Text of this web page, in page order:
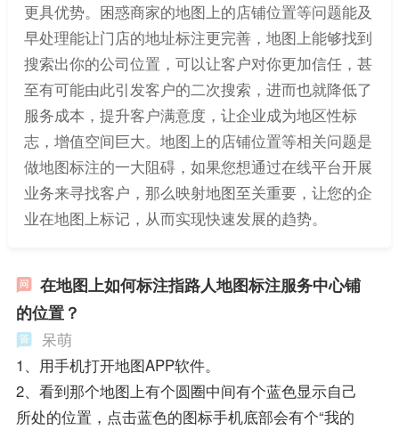
更具优势。困惑商家的地图上的店铺位置等问题能及
早处理能让门店的地址标注更完善，地图上能够找到
搜索出你的公司位置，可以让客户对你更加信任，甚
至有可能由此引发客户的二次搜索，进而也就降低了
服务成本，提升客户满意度，让企业成为地区性标
志，增值空间巨大。地图上的店铺位置等相关问题是
做地图标注的一大阻碍，如果您想通过在线平台开展
业务来寻找客户，那么映射地图至关重要，让您的企
业在地图上标记，从而实现快速发展的趋势。
在地图上如何标注指路人地图标注服务中心铺
的位置？
呆萌
1、用手机打开地图APP软件。
2、看到那个地图上有个圆圈中间有个蓝色显示自己
所处的位置，点击蓝色的图标手机底部会有个“我的